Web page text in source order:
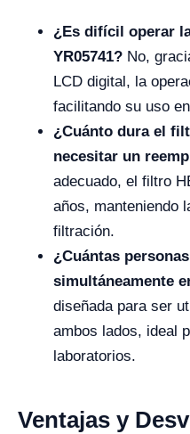
¿Es difícil operar
YR05741? No,
LCD digital, la
facilitando su uso
¿Cuánto dura el
necesitar un
adecuado, el filtro
años, manteniendo
filtración.
¿Cuántas
simultáneamente
diseñada para ser
ambos lados, ideal
laboratorios.
Ventajas y